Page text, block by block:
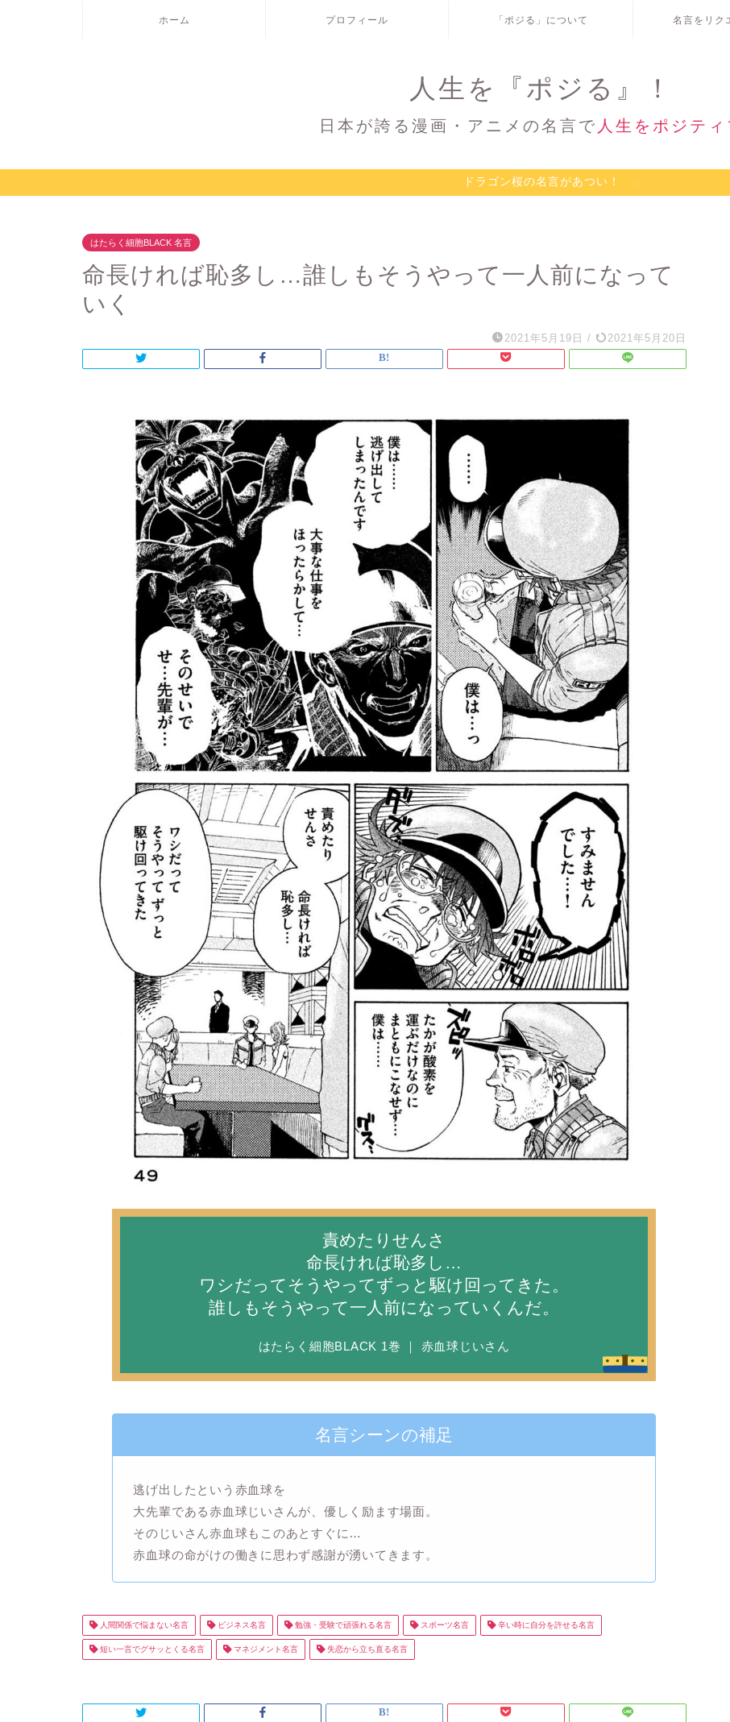
ホーム プロフィール 「ポジる」について 名言をリク
人生を『ポジる』！
日本が誇る漫画・アニメの名言で 人生をポジティ
ドラゴン桜の名言があつい！
はたらく細胞BLACK 名言
命長ければ恥多し…誰しもそうやって一人前になって
いく
2021年5月19日 / 2021年5月20日
責めたりせんさ
命長ければ恥多し…
ワシだってそうやってずっと駆け回ってきた。
誰しもそうやって一人前になっていくんだ。
はたらく細胞BLACK 1巻 ｜ 赤血球じいさん
名言シーンの補足
逃げ出したという赤血球を
大先輩である赤血球じいさんが、優しく励ます場面。
そのじいさん赤血球もこのあとすぐに…
赤血球の命がけの働きに思わず感謝が湧いてきます。
人間関係で悩まない名言 ビジネス名言 勉強・受験で頑張れる名言 スポーツ名言 辛い時に自分を許せる名言
短い一言でグサッとくる名言 マネジメント名言 失恋から立ち直る名言